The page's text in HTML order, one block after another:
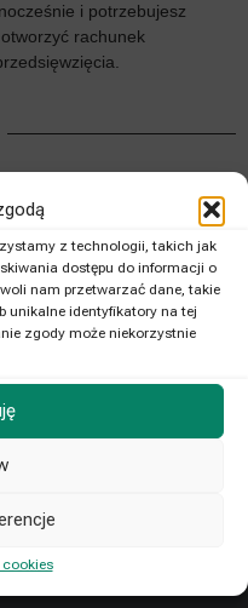
z technologii, takich jak
dostępu do informacji o
nam przetwarzać dane, takie
unikalne identyfikatory na tej
zgody może niekorzystnie
i potrzebujesz
rachunek
rachunków